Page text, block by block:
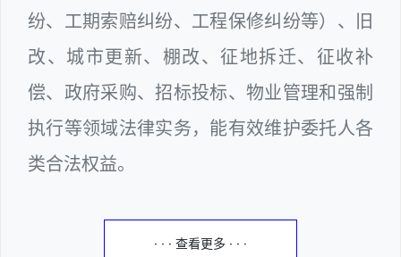
纷、工期索赔纠纷、工程保修纠纷等）、旧
改、城市更新、棚改、征地拆迁、征收补
偿、政府采购、招标投标、物业管理和强制
执行等领域法律实务，能有效维护委托人各
类合法权益。
· · · 查看更多 · · ·